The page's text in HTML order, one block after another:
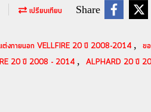
เปรียบเทียบ Share
ต่งภายนอก VELLFIRE 20 ปี 2008-2014 , ข
20 ปี 2008 - 2014 , ALPHARD 20 ปี